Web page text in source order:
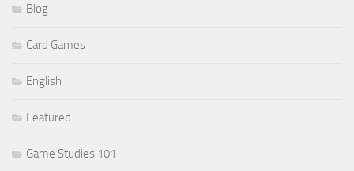
Blog
Card Games
English
Featured
Game Studies 101